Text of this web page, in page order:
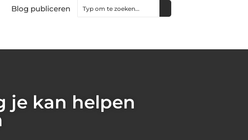
Blog publiceren
je kan helpen